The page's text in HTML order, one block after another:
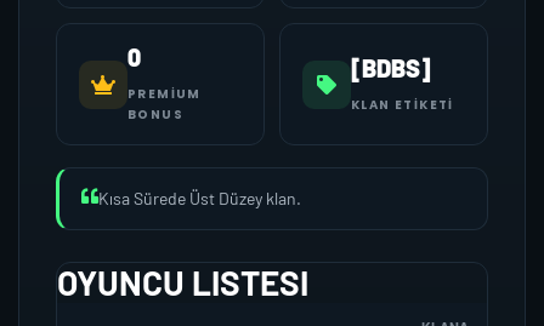
0
PREMIUM
BONUS
[BDBS]
KLAN ETIKETI
Kısa Sürede Üst Düzey klan.
OYUNCU LISTESI